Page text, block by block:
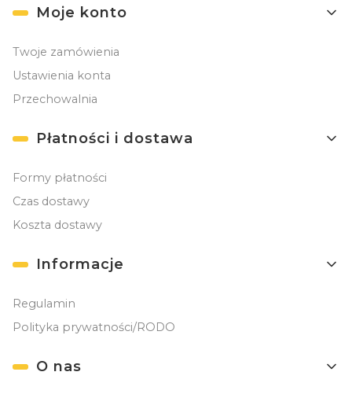
Moje konto
Twoje zamówienia
Ustawienia konta
Przechowalnia
Płatności i dostawa
Formy płatności
Czas dostawy
Koszta dostawy
Informacje
Regulamin
Polityka prywatności/RODO
O nas